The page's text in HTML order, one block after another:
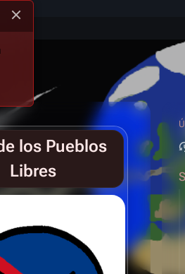
los Pueblos
Libres